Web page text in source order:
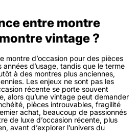
entre montre
vintage ?
montre d’occasion pour des pièces
d’usage, tandis que le terme
à des montres plus anciennes,
Les enjeux ne sont pas les
récente se porte souvent
alors qu’une vintage peut demander
pièces introuvables, fragilité
achat, beaucoup de passionnés
de luxe d’occasion récente, plus
avant d’explorer l’univers du